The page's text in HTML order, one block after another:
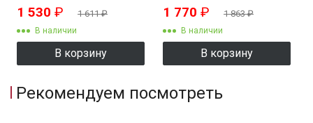
1 530 ₽ 1 611₽
В наличии
В корзину
1 770 ₽ 1 863₽
В наличии
В корзину
Рекомендуем посмотреть